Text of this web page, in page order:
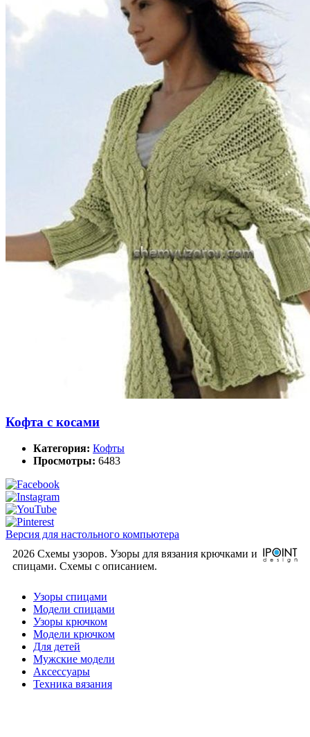
Кофта с косами
Категория: Кофты
Просмотры: 6483
Версия для настольного компьютера
2026 Схемы узоров. Узоры для вязания крючками и
спицами. Cхемы с описанием.
Узоры спицами
Модели спицами
Узоры крючком
Модели крючком
Для детей
Мужские модели
Аксессуары
Техника вязания